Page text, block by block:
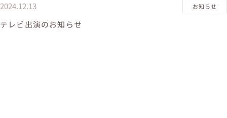
2024.12.13 お知らせ
テレビ出演のお知らせ